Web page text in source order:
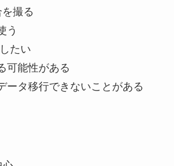
を撮る
う
たい
可能性がある
ータ移行できないことがある